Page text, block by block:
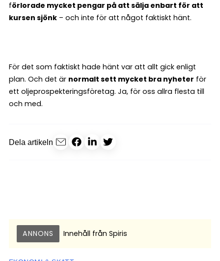
förlorade mycket pengar på att sälja enbart för att
kursen sjönk – och inte för att något faktiskt hänt.
För det som faktiskt hade hänt var att allt gick enligt
plan. Och det är normalt sett mycket bra nyheter för
ett oljeprospekteringsföretag. Ja, för oss allra flesta till
och med.
Dela artikeln
ANNONS Innehåll från Spiris